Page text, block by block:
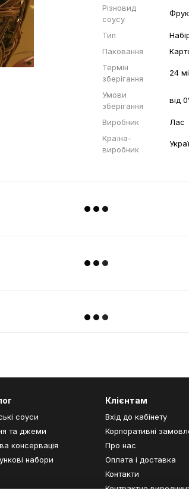
Різновид
соусу
Тип
Паковання
Термін
зберігання
24
Умови
зберігання
від
Виробник
Лас
Країна-
виробник
соуси
та джеми
консервація
набори
Клієнтам
Вхід до кабінету
Корпоративні
Про нас
Оплата і доставка
Контакти
Контрактне